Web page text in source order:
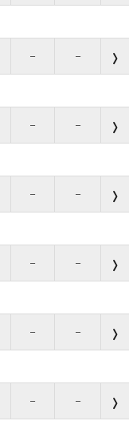
– –
– –
– –
– –
– –
– –